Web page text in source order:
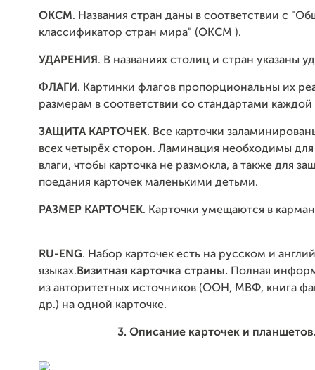
ОКСМ. Названия стран даны в соответствии с
классификатор стран мира" (ОКСМ ).
УДАРЕНИЯ . В названиях столиц и стран указаны
ФЛАГИ . Картинки флагов пропорциональны их
размерам в соответствии со стандартами каждой
ЗАЩИТА КАРТОЧЕК. Все карточки
всех четырёх сторон. Ламинация необходимы
влаги, чтобы карточка не размокла, а также для
поедания карточек маленькими детьми.
РАЗМЕР КАРТОЧЕК. Карточки умещаются в
RU-ENG. Набор карточек есть на русском и
языках. Визитная карточка страны. Полная
из авторитетных источников (ООН, МВФ, книга
др.) на одной карточке.
3. Описание карточек и